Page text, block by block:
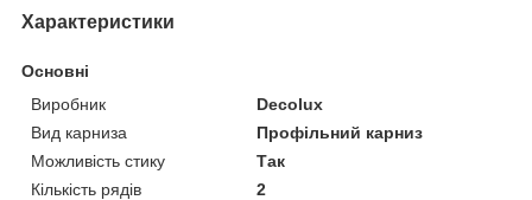
Характеристики
Основні
Виробник
Decolux
Вид карниза
Профільний карниз
Можливість стику
Так
Кількість рядів
2